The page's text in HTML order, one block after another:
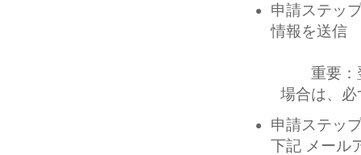
申請ステッ
情報を送信
重要：翌
場合は、
申請ステッ
下記 メール